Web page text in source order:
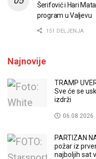
Šerifović i Hari
program u Valjevu
151 DELJENJA
Najnovije
TRAMP
Sve će se
izdrži
06.08.2026
PARTIZAN
požar iz
najboljih sat